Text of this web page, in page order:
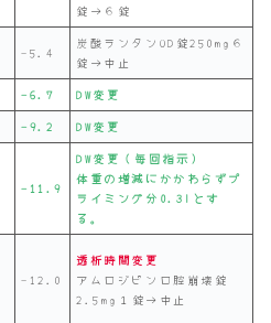
錠→６錠
-5.4
炭酸ランタンOD錠250mg６
錠→中止
-6.7
DW変更
-9.2 DW変更
-11.9
DW変更（毎回指示）
体重の増減にかかわらずプ
ライミング分0.3lとす
る。
-12.0
透析時間変更
アムロジピン口腔崩壊錠
2.5mg１錠→中止